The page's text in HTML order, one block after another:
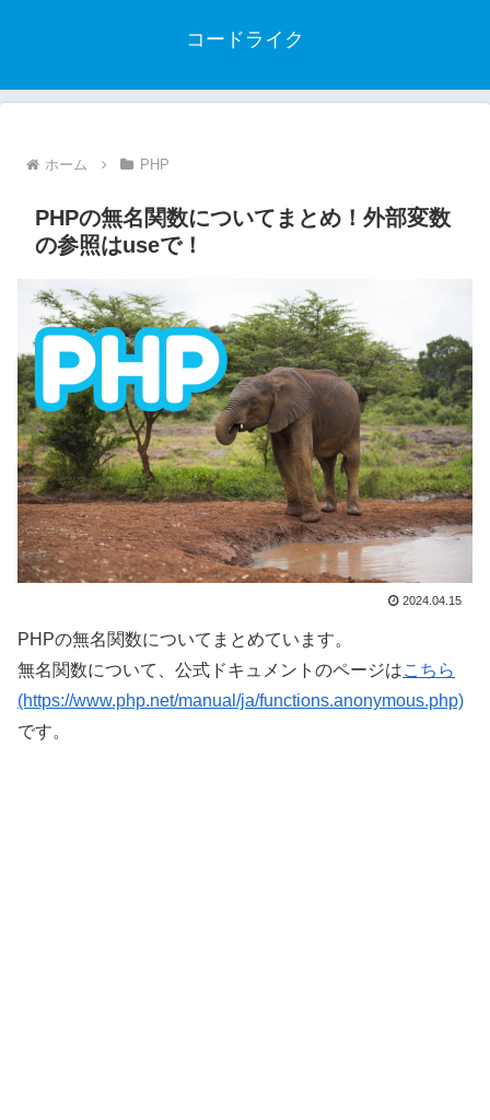
コードライク
ホーム PHP
PHPの無名関数についてまとめ！外部変数
の参照はuseで！
2024.04.15
PHPの無名関数についてまとめています。
無名関数について、公式ドキュメントのページはこちら
(https://www.php.net/manual/ja/functions.anonymous.php)
です。